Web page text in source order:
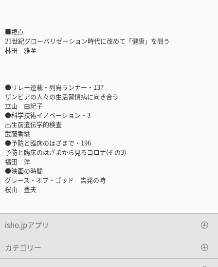
■視点
21世紀グローバリゼーション時代に改めて「健康」を問う
林田 雅至
●リレー連載・列島ランナー・137
ザンビアの人々の生活習慣病に向き合う
立山 由紀子
●科学技術イノベーション・3
出生前遺伝学的検査
武藤香織
●予防と臨床のはざまで・196
予防と臨床のはざまから見るコロナ(その3)
福田 洋
●映画の時間
グレース・オブ・ゴッド 告発の時
桜山 豊夫
isho.jpアプリ
カテゴリー